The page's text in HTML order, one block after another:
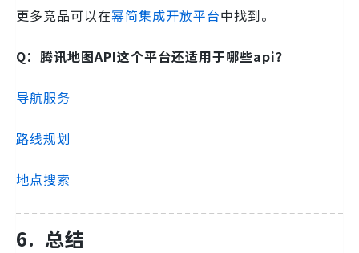
更多竞品可以在幂简集成开放平台中找到。
Q： 腾讯地图API这个平台还适用于哪些api？
导航服务
路线规划
地点搜索
6. 总结